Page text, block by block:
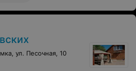
"наплюхались" вдоволь. Еще
Обязательно приедем к
терпение, что не подгонял
и не хотели
ул. Песочная, 10